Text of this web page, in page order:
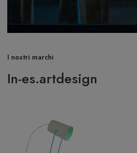
I nostri marchi
In-es.artdesign